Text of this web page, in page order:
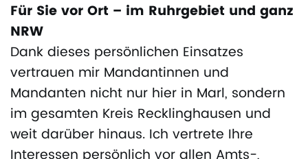
Für Sie vor Ort – im Ruhrgebiet und ganz
NRW
Dank dieses persönlichen Einsatzes
vertrauen mir Mandantinnen und
Mandanten nicht nur hier in Marl, sondern
im gesamten Kreis Recklinghausen und
weit darüber hinaus. Ich vertrete Ihre